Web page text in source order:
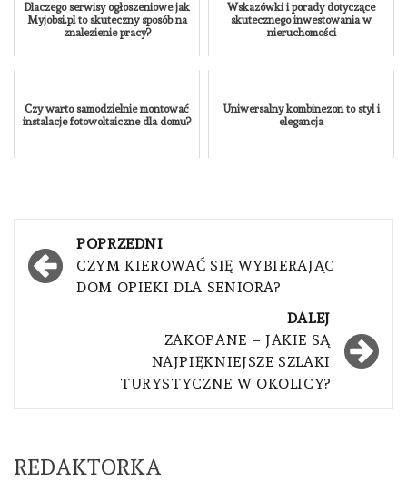
Dlaczego serwisy ogłoszeniowe jak
Myjobsi.pl to skuteczny sposób na
znalezienie pracy?
Wskazówki i porady dotyczące
skutecznego inwestowania w
nieruchomości
Czy warto samodzielnie montować
instalacje fotowoltaiczne dla domu?
Uniwersalny kombinezon to styl i
elegancja
Nawigacja
wpisu
POPRZEDNI
CZYM KIEROWAĆ SIĘ WYBIERAJĄC
DOM OPIEKI DLA SENIORA?
DALEJ
ZAKOPANE – JAKIE SĄ
NAJPIĘKNIEJSZE SZLAKI
TURYSTYCZNE W OKOLICY?
REDAKTORKA